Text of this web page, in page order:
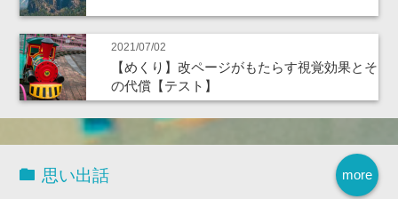
2021/07/02
【めくり】改ページがもたらす視覚効果とそ
の代償【テスト】
more
思い出話